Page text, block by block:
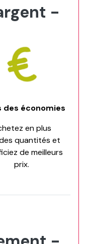
-
des économies
en plus
quantités et
de meilleurs
prix.